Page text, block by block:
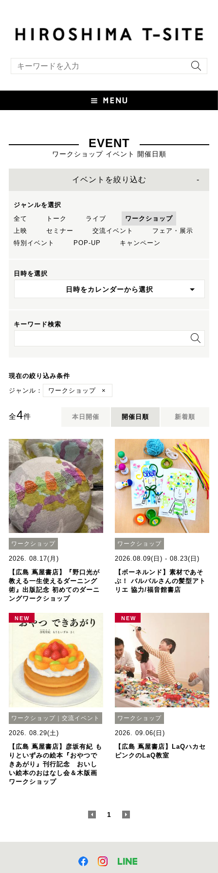
EVENT
ワークショップ イベント 開催日順
イベントを絞り込む
ジャンルを選択
全て
トーク ライブ
ワークショップ
上映
セミナー 交流イベント
フェア・展示
特別イベント
POP-UP キャンペーン
日時を選択
日時をカレンダーから選択
キーワード検索
現在の絞り込み条件
ジャンル：
ワークショップ ×
全4件 本日開催 開催日順 新着順
ワークショップ
2026. 08.17(月)
【広島 蔦屋書店】『野口光が
教える一生使えるダーニング
術』出版記念 初めてのダーニ
ングワークショップ
ワークショップ
2026.08.09(日) - 08.23(日)
【ボーネルンド】素材であそ
ぶ！ バルバルさんの髪型アト
リエ 協力/福音館書店
NEW
ワークショップ｜交流イベント
2026. 08.29(土)
【広島 蔦屋書店】彦坂有紀 も
りといずみの絵本『おやつで
きあがり』刊行記念 おいし
い絵本のおはなし会＆木版画
ワークショップ
NEW
ワークショップ
2026. 09.06(日)
【広島 蔦屋書店】LaQハカセ
ピンクのLaQ教室
1